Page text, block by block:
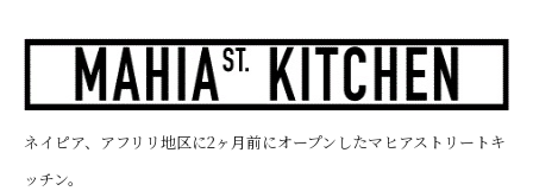
ネイピア、アフリリ地区に2ヶ月前にオープンしたマヒアストリートキ
ッチン。